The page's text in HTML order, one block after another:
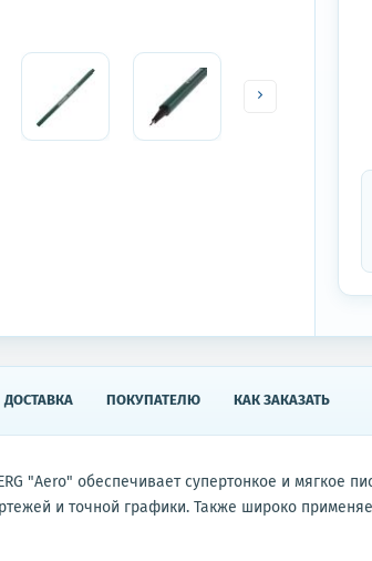
ДОСТАВКА ПОКУПАТЕЛЮ КАК ЗАКАЗАТЬ
"Aero" обеспечивает супертонкое и мягкое
и точной графики. Также широко